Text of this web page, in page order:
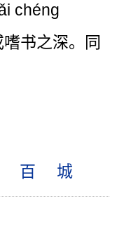
chéng
书之深。同
百 城